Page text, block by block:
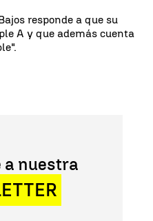
responde a que su
A y que además cuenta
a nuestra